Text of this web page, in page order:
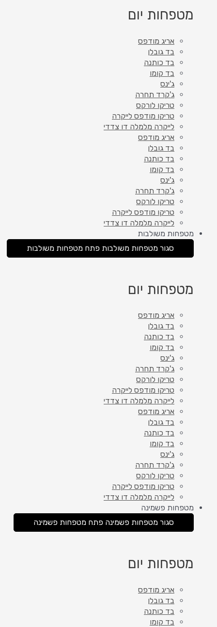
מטפחות יום
אריג מודפס
בד גובלן
בד כותנה
בד קומו
ג'ינס
ג'קרד תחרה
טריקו לורקס
טריקו מודפס לייקרה
לייקרה מלמלה דו צדדי
אריג מודפס
בד גובלן
בד כותנה
בד קומו
ג'ינס
ג'קרד תחרה
טריקו לורקס
טריקו מודפס לייקרה
לייקרה מלמלה דו צדדי
מטפחות משולבות
סגור מטפחות משולבות פתח מטפחות משולבות
מטפחות יום
אריג מודפס
בד גובלן
בד כותנה
בד קומו
ג'ינס
ג'קרד תחרה
טריקו לורקס
טריקו מודפס לייקרה
לייקרה מלמלה דו צדדי
אריג מודפס
בד גובלן
בד כותנה
בד קומו
ג'ינס
ג'קרד תחרה
טריקו לורקס
טריקו מודפס לייקרה
לייקרה מלמלה דו צדדי
מטפחות פשמינה
סגור מטפחות פשמינה פתח מטפחות פשמינה
מטפחות יום
אריג מודפס
בד גובלן
בד כותנה
בד קומו